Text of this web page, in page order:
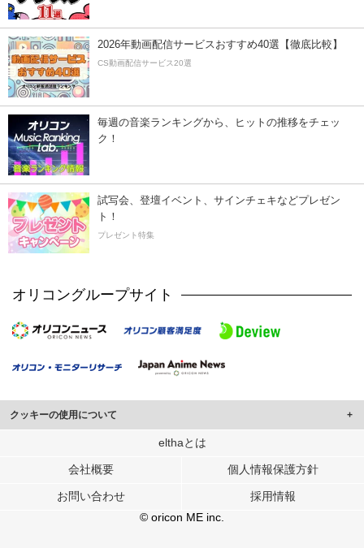
2026年動画配信サービスおすすめ40選【徹底比較】
CS動画配信サービス20選
毎週の音楽ランキングから、ヒットの推移をチェッ
ク！
試写会、登壇イベント、サインチェキなどプレゼン
ト！
プレゼント特集
オリコングループサイト
クッキーの使用について
このサイトでは Cookie を使用して、ユーザーに合わせたコンテンツや広告の
行っています。
メディアや広告配信、データ解析の各パートナーに提供しています。
各パートナーは、この情報とユーザーが各パートナーに提供した他の情報や、
ユーザーが各パートナーのサービスを使用したときに収集した他の情報を組み
elthaとは
会社概要 個人情報保護方針
お問い合わせ
採用情報
© oricon ME inc.